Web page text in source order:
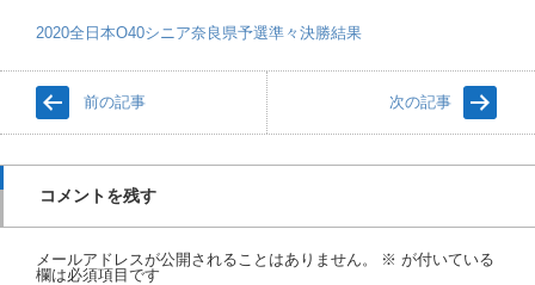
2020全日本O40シニア奈良県予選準々決勝結果
前の記事 次の記事
コメントを残す
メールアドレスが公開されることはありません。 ※ が付いている
欄は必須項目です